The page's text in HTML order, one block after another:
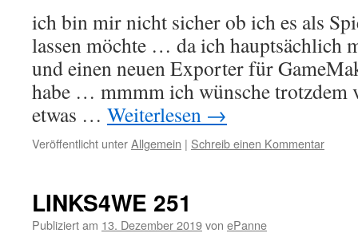
ich bin mir nicht sicher ob ich es als
lassen möchte … da ich hauptsächlich
und einen neuen Exporter für
habe … mmmm ich wünsche trotzdem
etwas … Weiterlesen →
Veröffentlicht unterAllgemein | Schreib einen Kommentar
LINKS4WE 251
Publiziert am 13. Dezember 2019von ePanne